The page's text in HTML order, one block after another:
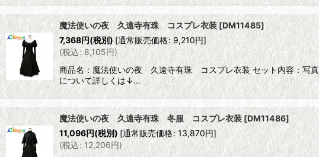
魔法使いの夜 久遠寺有珠 コスプレ衣装 [DM11485]
7,368円(税別) [通常販売価格: 9,210円]
(税込: 8,105円)
商品名：魔法使いの夜 久遠寺有珠 コスプレ衣装 セット内容：写
について詳しくは↓…
魔法使いの夜 久遠寺有珠 冬服 コスプレ衣装[DM11486]
11,096円(税別) [通常販売価格: 13,870円]
(税込: 12,206円)